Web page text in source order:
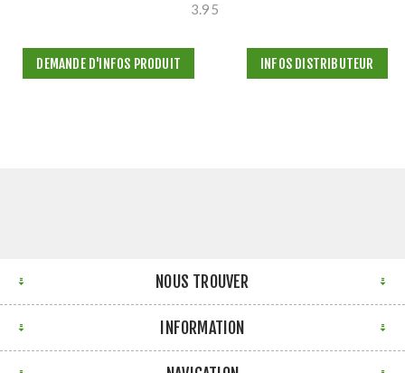
3.95
DEMANDE D'INFOS PRODUIT INFOS DISTRIBUTEUR
NOUS TROUVER
INFORMATION